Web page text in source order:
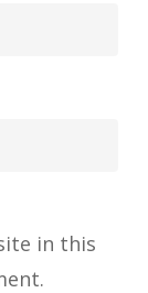
in this